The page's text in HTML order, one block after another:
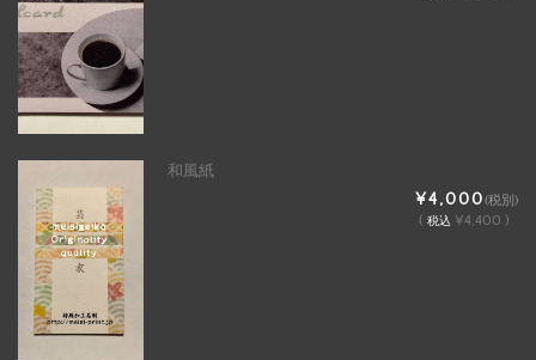
和風紙
¥4,000(税別)
( 税込 ¥4,400 )